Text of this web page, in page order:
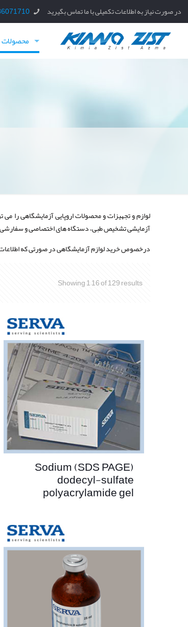
در صورت نیاز به اطلاعات تکمیلی با ما تماس بگیرید 86071710 -021
محصولات
لوازم و تجهیزات و محصولات اروپایی آزمایشگاهی را
آزمایشی تشخیص طبی، دستگاه های اختصاصی و
درخصوص خرید لوازم آزمایشگاهی در صورتی که
Showing 1–16 of 129 results
(SDS PAGE) Sodium
dodecyl-sulfate
polyacrylamide gel